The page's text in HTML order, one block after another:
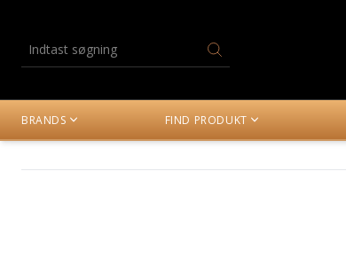
BRANDS FIND PRODUKT